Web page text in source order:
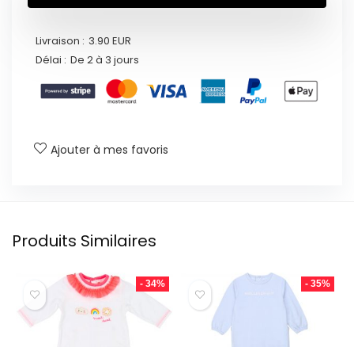
Livraison : 3.90 EUR
Délai : De 2 à 3 jours
Ajouter à mes favoris
Produits Similaires
- 34% - 35%